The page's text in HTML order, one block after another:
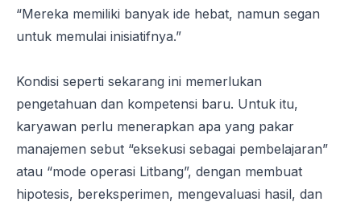
“Mereka memiliki banyak ide hebat, namun segan
untuk memulai inisiatifnya.”
Kondisi seperti sekarang ini memerlukan
pengetahuan dan kompetensi baru. Untuk itu,
karyawan perlu menerapkan apa yang pakar
manajemen sebut “eksekusi sebagai pembelajaran”
atau “mode operasi Litbang”, dengan membuat
hipotesis, bereksperimen, mengevaluasi hasil, dan